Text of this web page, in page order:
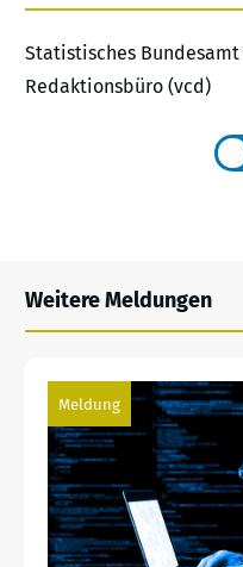
Statistisches Bundesamt
Redaktionsbüro (vcd)
Weitere Meldungen
Meldung